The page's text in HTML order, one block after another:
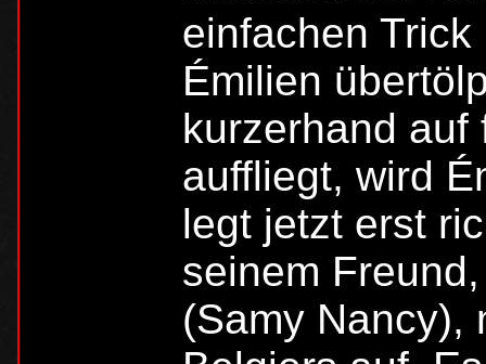
einfachen
Émilien
kurzerhand auf
auffliegt, wird
legt jetzt erst
seinem
(Samy Nancy),